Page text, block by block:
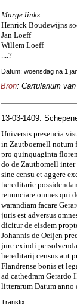
Marge links:
Henrick Boudewijns
Jan Loeff
Willem Loeff
....?
Datum: woensdag na 1
Bron: Cartularium
13-03-1409.
Universis presencia
in Zautboemell notum
pro quinquaginta
do de Zautbomell inter
sine censu et aggere
hereditarie
renunciare omnes qui
warandiam facare
juris est adversus
dicitur de eisdem
Johannis de Oeijen
jure exindi
hereditarij census aut
Flandrense bonis et
ad cathedram
litterarum Datum
Transfix.